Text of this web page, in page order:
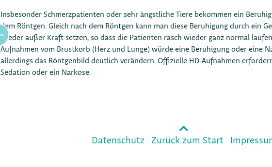
Insbesonder Schmerzpatienten oder sehr ängstliche Tiere bekommen ein
dem Röntgen. Gleich nach dem Röntgen kann man diese Beruhigung durch ein
wieder außer Kraft setzen, so dass die Patienten rasch wieder ganz normal
Aufnahmen vom Brustkorb (Herz und Lunge) würde eine Beruhigung oder eine
allerdings das Röntgenbild deutlich verändern. Offizielle HD-Aufnahmen
Sedation oder ein Narkose.
Datenschutz Zurück zum Start